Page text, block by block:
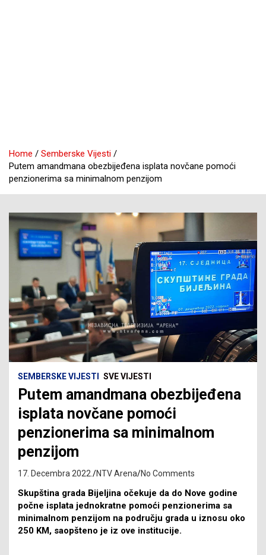
Home
Semberske Vijesti
Putem amandmana obezbijeđena isplata novčane pomoći
penzionerima sa minimalnom penzijom
SEMBERSKE VIJESTI SVE VIJESTI
Putem amandmana obezbijeđena
isplata novčane pomoći
penzionerima sa minimalnom
penzijom
17. Decembra 2022. NTV Arena No Comments
Skupština grada Bijeljina očekuje da do Nove godine
počne isplata jednokratne pomoći penzionerima sa
minimalnom penzijom na području grada u iznosu oko
250 KM, saopšteno je iz ove institucije.